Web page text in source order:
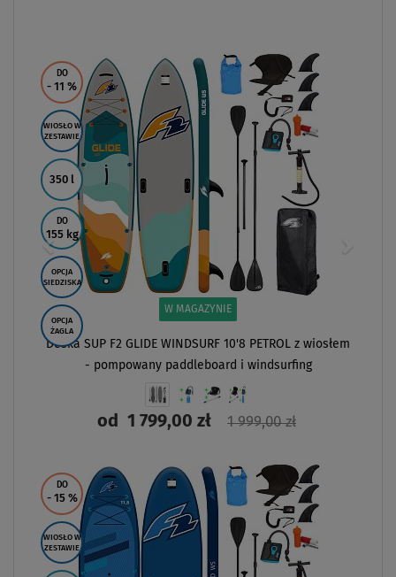
DO
- 11 %
WIOSŁO W
ZESTAWIE
350 l
DO
155 kg
OPCJA
SIEDZISKA
OPCJA
ŻAGLA
W MAGAZYNIE
Deska SUP F2 GLIDE WINDSURF 10'8 PETROL z wiosłem
- pompowany paddleboard i windsurfing
od 1 799,00 zł 1 999,00 zł
ZOBACZ
DO
- 15 %
WIOSŁO W
ZESTAWIE